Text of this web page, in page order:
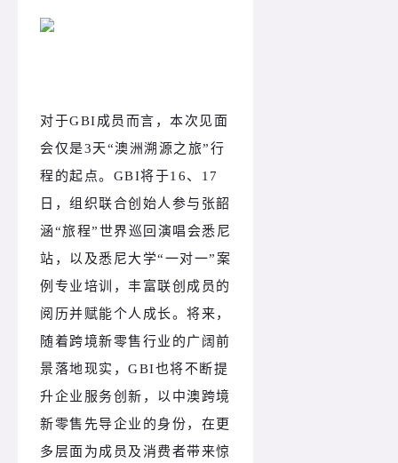
对于GBI成员而言，本次见面
会仅是3天“澳洲溯源之旅”行
程的起点。GBI将于16、17
日，组织联合创始人参与张韶
涵“旅程”世界巡回演唱会悉尼
站，以及悉尼大学“一对一”案
例专业培训，丰富联创成员的
阅历并赋能个人成长。将来，
随着跨境新零售行业的广阔前
景落地现实，GBI也将不断提
升企业服务创新，以中澳跨境
新零售先导企业的身份，在更
多层面为成员及消费者带来惊